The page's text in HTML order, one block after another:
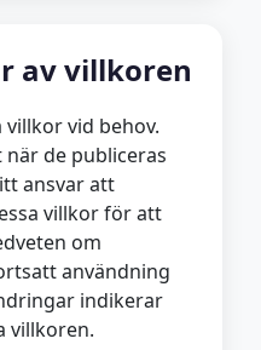
av villkoren
vid behov.
de publiceras
ansvar att
villkor för att
om
användning
indikerar
villkoren.